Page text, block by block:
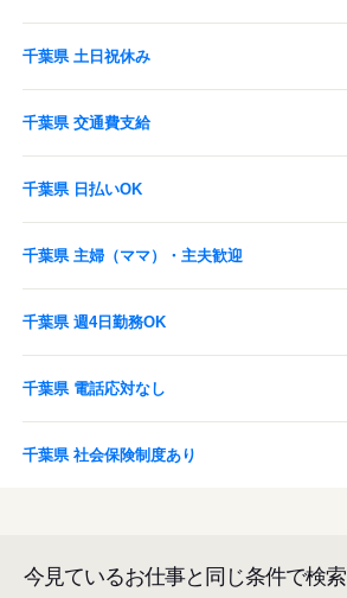
千葉県 土日祝休み
千葉県 交通費支給
千葉県 日払いOK
千葉県 主婦（ママ）・主夫歓迎
千葉県 週4日勤務OK
千葉県 電話応対なし
千葉県 社会保険制度あり
今見ているお仕事と同じ条件で検索